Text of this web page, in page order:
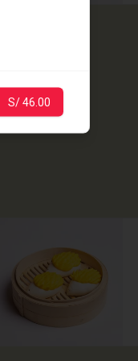
S/ 46.00